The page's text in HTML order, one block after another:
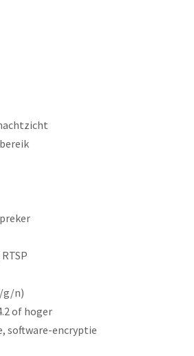
g/n)
of hoger
software-encryptie